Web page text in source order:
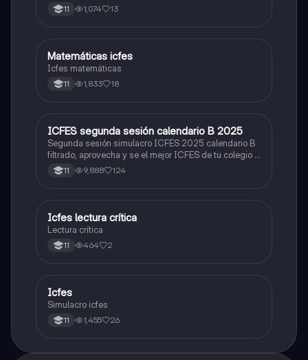
11 1,074 13
ICFES: Matemáticas
Matemáticas icfes
Icfes matemáticas
11 1,833 18
ICFES: Lectura Crítica
ICFES segunda sesión calendario B 2025
Segunda sesión simulacro ICFES 2025 calendario B
filtrado, aprovecha y se el mejor ICFES de tu colegio y
poder ingresar a universidad, y estudiar aquella
carrera con la que tanto sueñas.
11 9,888 124
Lengua Castellana
Icfes lectura crítica
Lectura crítica
11 464 2
ICFES: Sociales y Ciudadanas
Icfes
Simulacro icfes
11 1,455 26